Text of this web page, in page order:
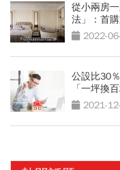
從小兩房
法」：首
2022-
公設比30
「一坪換
2021-